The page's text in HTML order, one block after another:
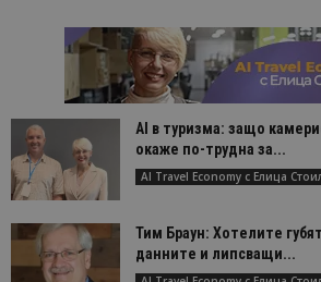
AI в туризма: защо
окаже по-трудна за...
AI Travel Economy с Елица
Тим Браун: Хотелите
данните и липсващи...